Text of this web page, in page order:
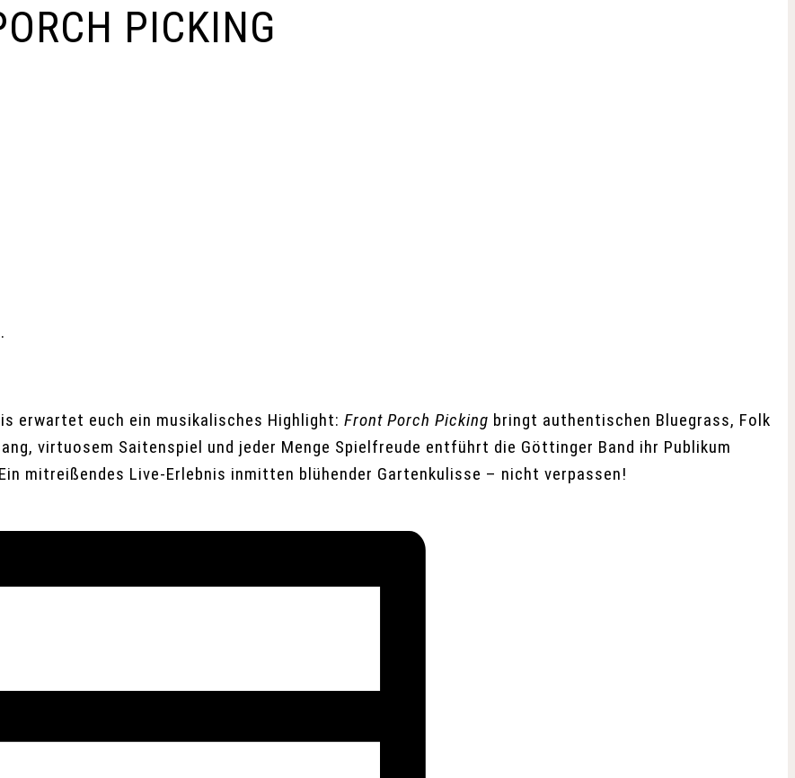
PICKING
erwartet euch ein musikalisches Highlight: Front Porch Picking bringt authentischen Bluegrass, Folk
virtuosem Saitenspiel und jeder Menge Spielfreude entführt die Göttinger Band ihr Publikum
mitreißendes Live-Erlebnis inmitten blühender Gartenkulisse – nicht verpassen!